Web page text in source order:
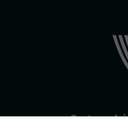
Gestore